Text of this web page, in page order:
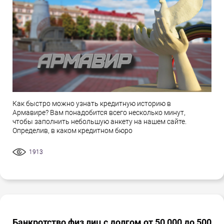
Как быстро можно узнать кредитную историю в
Армавире? Вам понадобится всего несколько минут,
чтобы заполнить небольшую анкету на нашем сайте.
Определив, в каком кредитном бюро
1913